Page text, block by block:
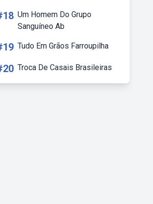
Um Homem Do Grupo
Sanguíneo Ab
Tudo Em Grãos Farroupilha
Troca De Casais Brasileiras